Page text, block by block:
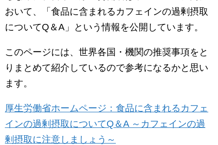
おいて、「食品に含まれるカフェインの過剰摂取
についてQ＆A」という情報を公開しています。
このページには、世界各国・機関の推奨事項をと
りまとめて紹介しているので参考になるかと思い
ます。
厚生労働省ホームページ：食品に含まれるカフェ
インの過剰摂取についてQ＆A ～カフェインの過
剰摂取に注意しましょう～